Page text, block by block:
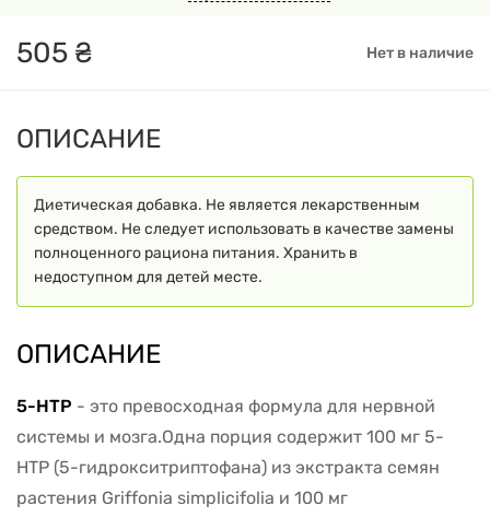
505 ₴ Нет в наличие
ОПИСАНИЕ
Диетическая добавка. Не является лекарственным
средством. Не следует использовать в качестве замены
полноценного рациона питания. Хранить в
недоступном для детей месте.
ОПИСАНИЕ
5-HTP - это превосходная формула для нервной
системы и мозга.Одна порция содержит 100 мг 5-
HTP (5-гидрокситриптофана) из экстракта семян
растения Griffonia simplicifolia и 100 мг